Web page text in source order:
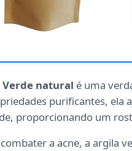
natural é uma
purificantes, ela
proporcionando um
a acne, a argila